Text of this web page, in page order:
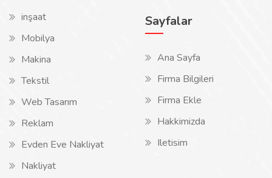
inşaat
Mobilya
Makina
Tekstil
Web Tasarım
Reklam
Evden Eve Nakliyat
Nakliyat
Sayfalar
Ana Sayfa
Firma Bilgileri
Firma Ekle
Hakkimizda
Iletisim